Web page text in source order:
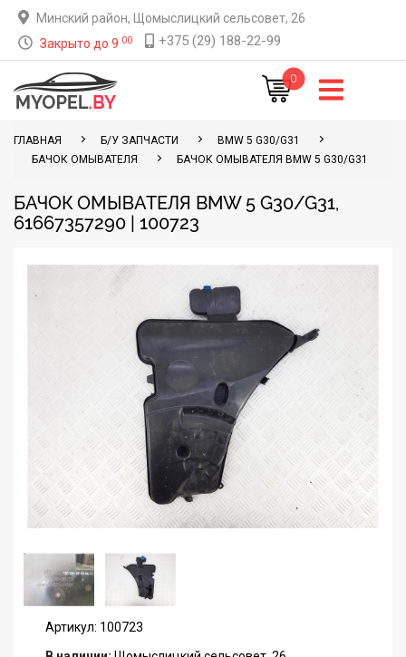
Минский район, Щомыслицкий сельсовет, 26
Закрыто до 9 00 +375 (29) 188-22-99
0
ГЛАВНАЯ Б/У ЗАПЧАСТИ
BMW 5 G30/G31
БАЧОК ОМЫВАТЕЛЯ
БАЧОК ОМЫВАТЕЛЯ BMW 5 G30/G31
БАЧОК ОМЫВАТЕЛЯ BMW 5 G30/G31,
61667357290 | 100723
Артикул: 100723